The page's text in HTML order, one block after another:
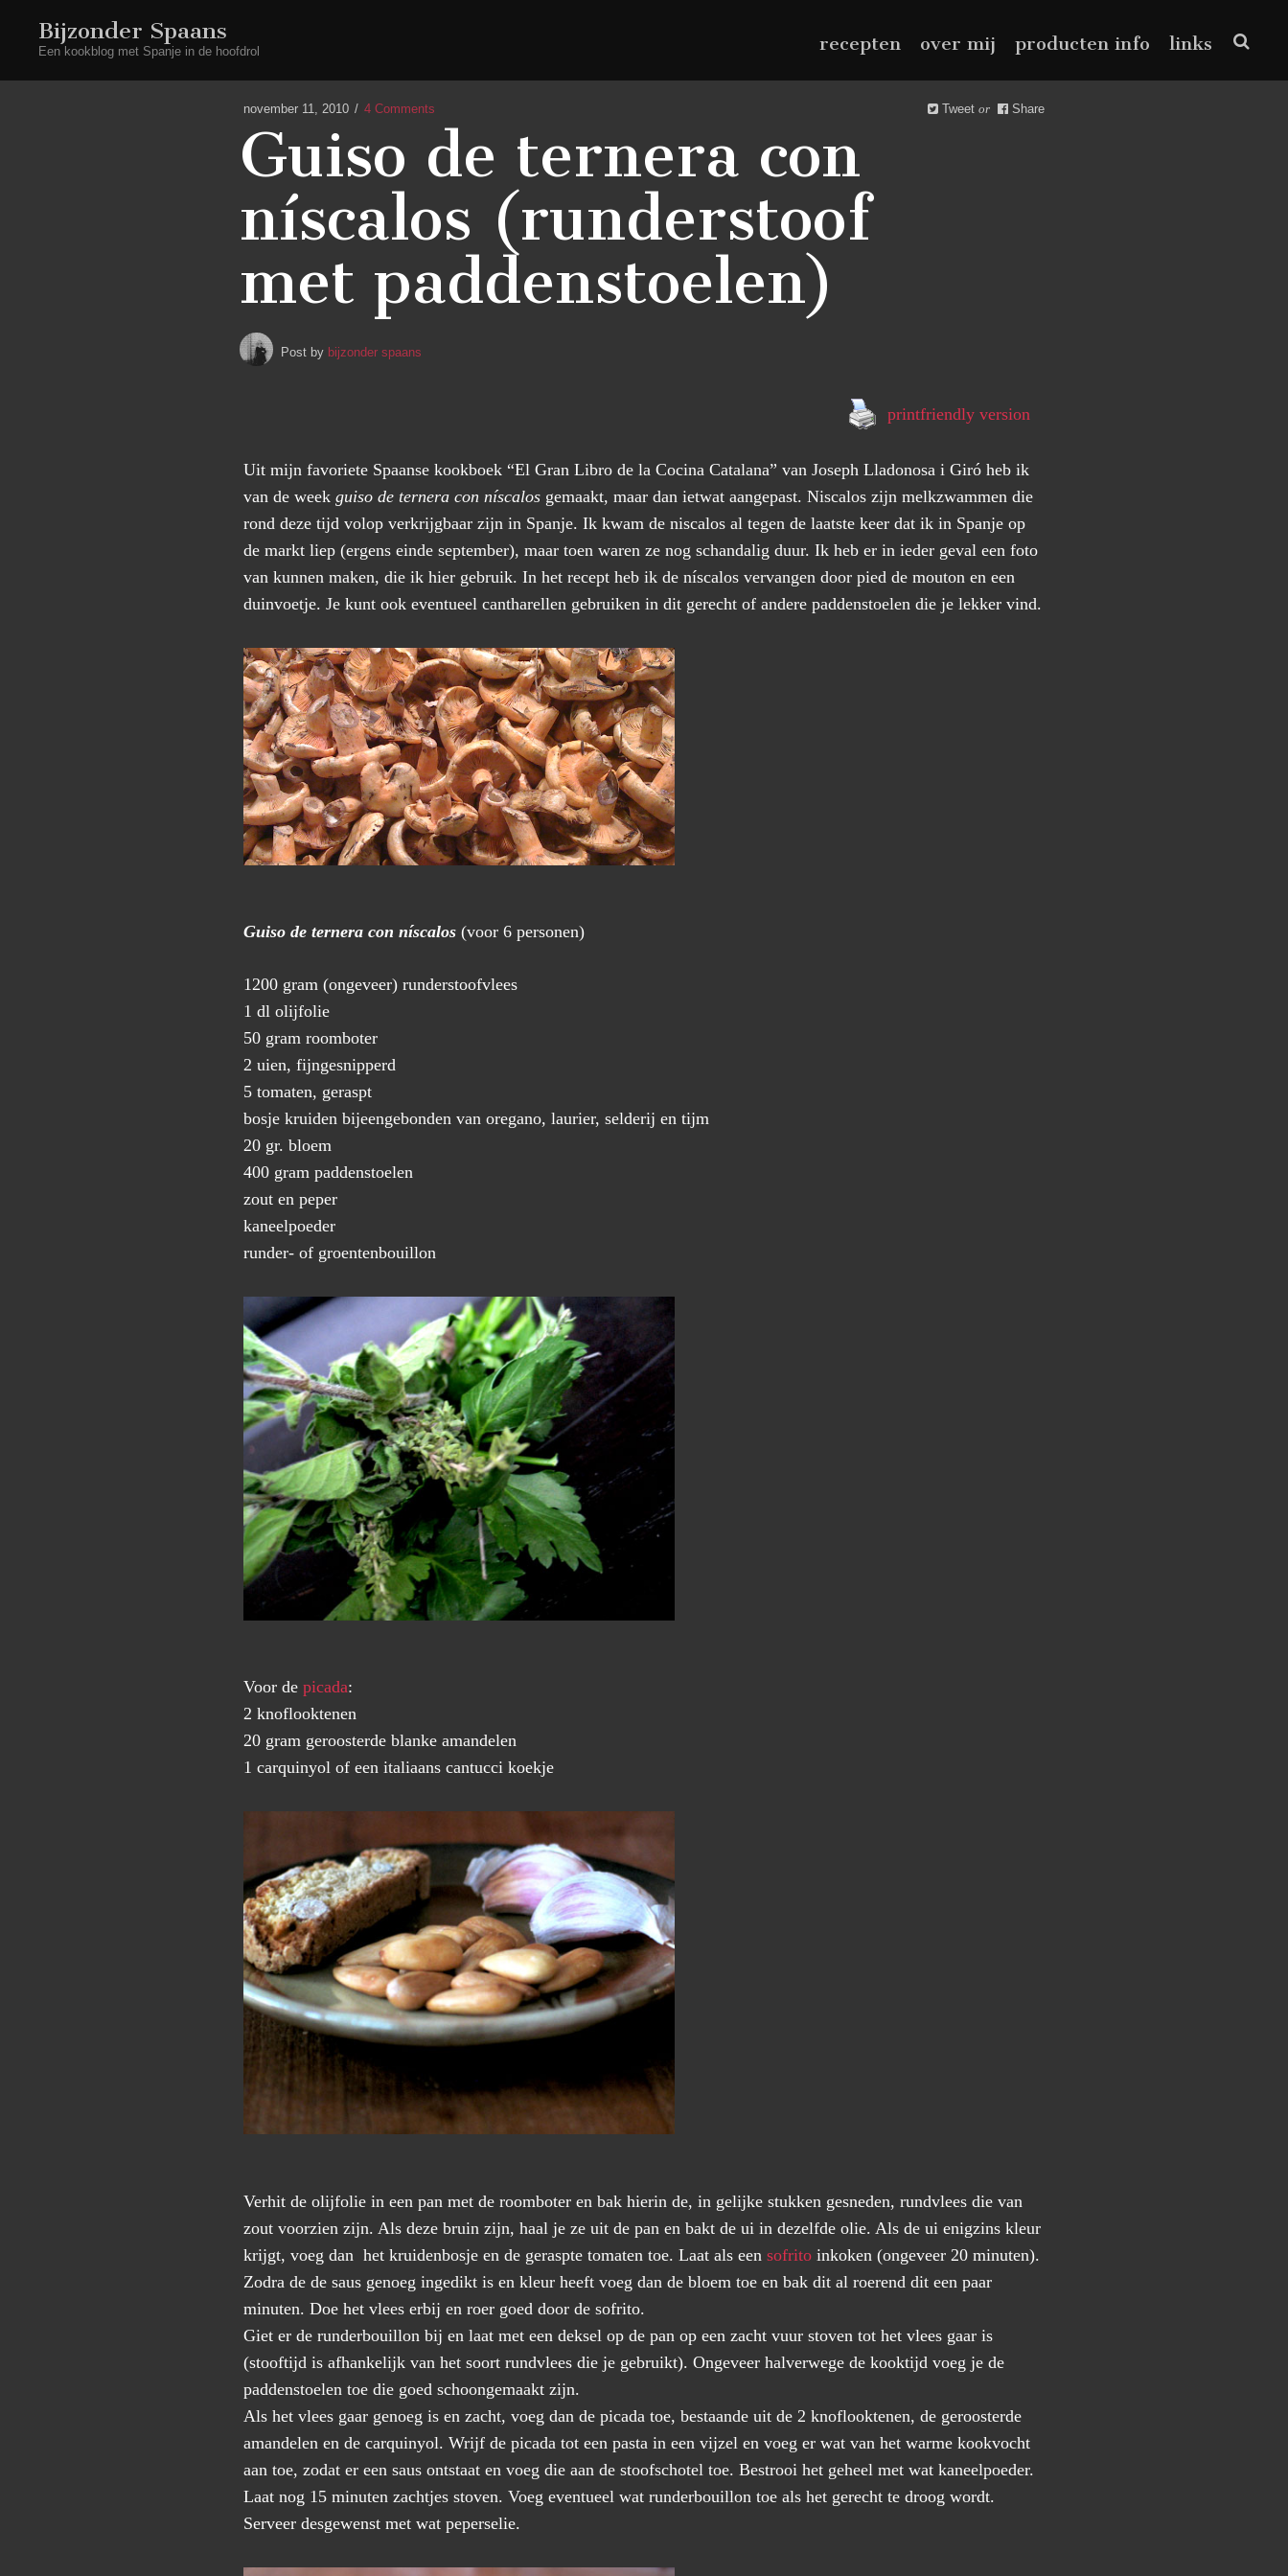
Bijzonder Spaans
Een kookblog met Spanje in de hoofdrol recepten over mij producten info links
Tweet or Share
november 11, 2010 4 Comments
Guiso de ternera con
níscalos (runderstoof
met paddenstoelen)
Post by bijzonder spaans
printfriendly version
Uit mijn favoriete Spaanse kookboek “El Gran Libro de la Cocina Catalana” van Joseph Lladonosa i Giró heb ik
van de week guiso de ternera con níscalos gemaakt, maar dan ietwat aangepast. Niscalos zijn melkzwammen die
rond deze tijd volop verkrijgbaar zijn in Spanje. Ik kwam de niscalos al tegen de laatste keer dat ik in Spanje op
de markt liep (ergens einde september), maar toen waren ze nog schandalig duur. Ik heb er in ieder geval een foto
van kunnen maken, die ik hier gebruik. In het recept heb ik de níscalos vervangen door pied de mouton en een
duinvoetje. Je kunt ook eventueel cantharellen gebruiken in dit gerecht of andere paddenstoelen die je lekker vind.
Guiso de ternera con níscalos (voor 6 personen)
1200 gram (ongeveer) runderstoofvlees
1 dl olijfolie
50 gram roomboter
2 uien, fijngesnipperd
5 tomaten, geraspt
bosje kruiden bijeengebonden van oregano, laurier, selderij en tijm
20 gr. bloem
400 gram paddenstoelen
zout en peper
kaneelpoeder
runder- of groentenbouillon
Voor de picada:
2 knoflooktenen
20 gram geroosterde blanke amandelen
1 carquinyol of een italiaans cantucci koekje
Verhit de olijfolie in een pan met de roomboter en bak hierin de, in gelijke stukken gesneden, rundvlees die van
zout voorzien zijn. Als deze bruin zijn, haal je ze uit de pan en bakt de ui in dezelfde olie. Als de ui enigzins kleur
krijgt, voeg dan het kruidenbosje en de geraspte tomaten toe. Laat als een sofrito inkoken (ongeveer 20 minuten).
Zodra de de saus genoeg ingedikt is en kleur heeft voeg dan de bloem toe en bak dit al roerend dit een paar
minuten. Doe het vlees erbij en roer goed door de sofrito.
Giet er de runderbouillon bij en laat met een deksel op de pan op een zacht vuur stoven tot het vlees gaar is
(stooftijd is afhankelijk van het soort rundvlees die je gebruikt). Ongeveer halverwege de kooktijd voeg je de
paddenstoelen toe die goed schoongemaakt zijn.
Als het vlees gaar genoeg is en zacht, voeg dan de picada toe, bestaande uit de 2 knoflooktenen, de geroosterde
amandelen en de carquinyol. Wrijf de picada tot een pasta in een vijzel en voeg er wat van het warme kookvocht
aan toe, zodat er een saus ontstaat en voeg die aan de stoofschotel toe. Bestrooi het geheel met wat kaneelpoeder.
Laat nog 15 minuten zachtjes stoven. Voeg eventueel wat runderbouillon toe als het gerecht te droog wordt.
Serveer desgewenst met wat peperselie.